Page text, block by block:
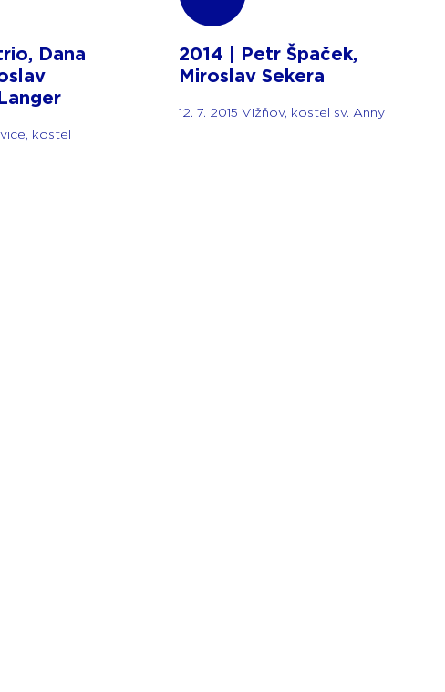
Dana
kostel
2014 | Petr Špaček,
Miroslav Sekera
12. 7. 2015 Vižňov, kostel sv. Anny